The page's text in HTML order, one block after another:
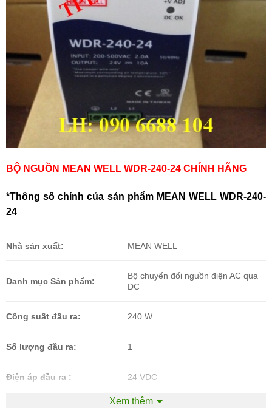
BỘ NGUỒN MEAN WELL WDR-240-24 CHÍNH HÃNG
*Thông số chính của sản phẩm MEAN WELL WDR-240-
24
Nhà sản xuất: MEAN WELL
Danh mục Sản phẩm:
Bộ chuyển đổi nguồn điện AC qua
DC
Công suất đầu ra: 240 W
Số lượng đầu ra: 1
Điện áp đầu ra : 24 VDC
Xem thêm